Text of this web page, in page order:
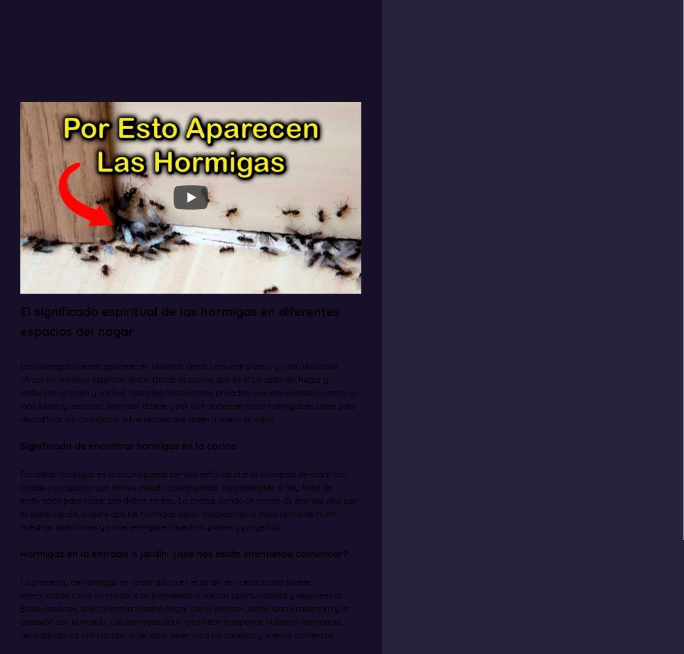
El significado espiritual de las hormigas en diferentes
espacios del hogar
Las hormigas pueden aparecer en distintas áreas de nuestra casa, y cada ubicación
ofrece un mensaje espiritual único. Desde la cocina, que es el corazón del hogar y
simboliza nutrición y unidad, hasta las habitaciones privadas, que representan nuestro yo
más íntimo y personal. Entender dónde y por qué aparecen estas hormigas es clave para
decodificar los consejos o advertencias que traen a nuestras vidas.
Significado de encontrar hormigas en la cocina
Encontrar hormigas en la cocina puede ser una señal de que es momento de iniciar con
tareas o proyectos que hemos estado postergando, especialmente si hay falta de
motivación para iniciar con dichas tareas. La cocina, siendo un centro de energía vital por
la alimentación, sugiere que las hormigas están destacando la importancia de nutrir
nuestras ambiciones y poner energía en nuestros planes y proyectos.
Hormigas en la entrada o jardín: ¿qué nos están intentando comunicar?
La presencia de hormigas en la entrada o en el jardín de nuestra casa puede
interpretarse como un mensaje de bienvenida a nuevas oportunidades y experiencias.
Estos espacios, que conectan nuestro hogar con el exterior, simbolizan la apertura y la
conexión con el mundo. Las hormigas aquí nos invitan a expandir nuestros horizontes,
recordándonos la importancia de estar abiertos a los cambios y nuevos comienzos.